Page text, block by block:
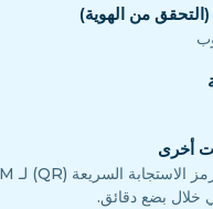
أخرى
خلال بضع دقائق.